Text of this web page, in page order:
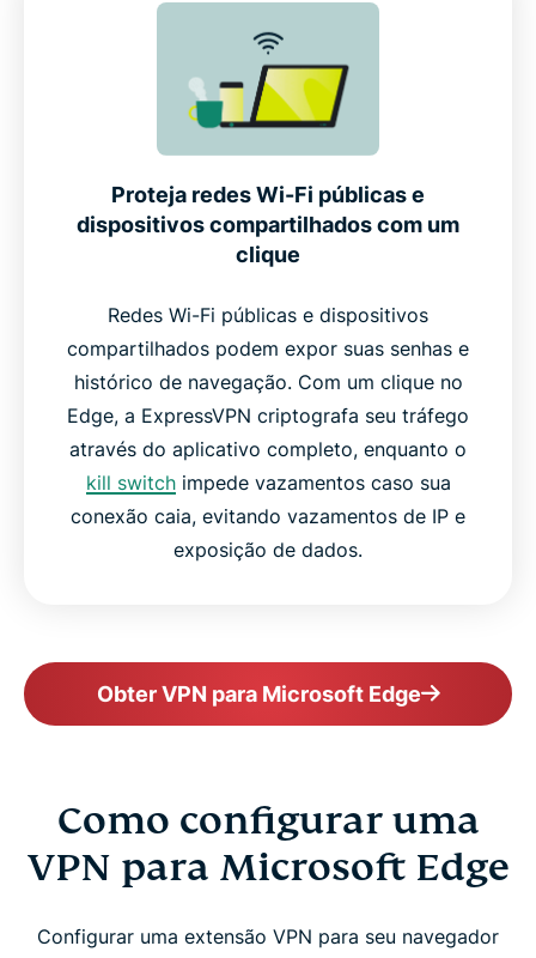
Proteja redes Wi-Fi públicas e
dispositivos compartilhados com um
clique
Redes Wi-Fi públicas e dispositivos
compartilhados podem expor suas senhas e
histórico de navegação. Com um clique no
Edge, a ExpressVPN criptografa seu tráfego
através do aplicativo completo, enquanto o
kill switchimpede vazamentos caso sua
conexão caia, evitando vazamentos de IP e
exposição de dados.
Obter VPN para Microsoft Edge
Como configurar uma
VPN para Microsoft Edge
Configurar uma extensão VPN para seu navegador